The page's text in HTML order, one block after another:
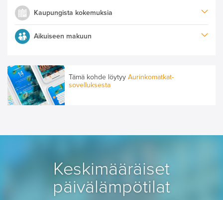
Kaupungista kokemuksia
Aikuiseen makuun
Tämä kohde löytyy Aurinkomatkat-
sovelluksesta
Keskimääräiset
päivälämpötilat